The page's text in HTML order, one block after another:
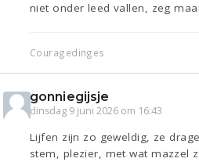
niet onder leed vallen, zeg
Couragedinges
gonniegijsje
dinsdag 9 juni 2026 om 16:43
Lijfen zijn zo geweldig, ze
stem, plezier, met wat mazzel